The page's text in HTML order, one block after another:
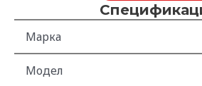
Марка
Модел